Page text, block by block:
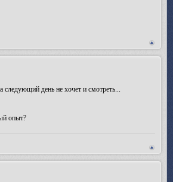
день не хочет и смотреть...
опыт?